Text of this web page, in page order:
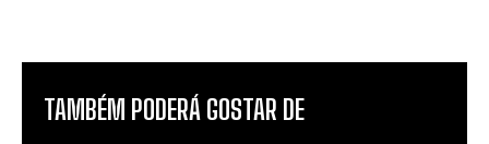
TAMBÉM PODERÁ GOSTAR DE